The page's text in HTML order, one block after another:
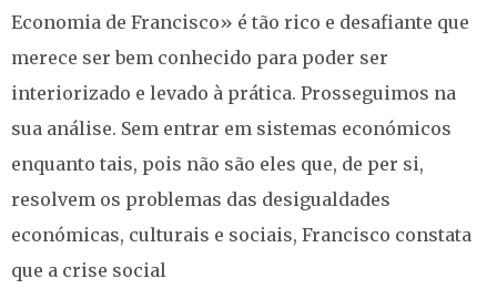
Economia de Francisco» é tão rico e desafiante que
merece ser bem conhecido para poder ser
interiorizado e levado à prática. Prosseguimos na
sua análise. Sem entrar em sistemas económicos
enquanto tais, pois não são eles que, de per si,
resolvem os problemas das desigualdades
económicas, culturais e sociais, Francisco constata
que a crise social